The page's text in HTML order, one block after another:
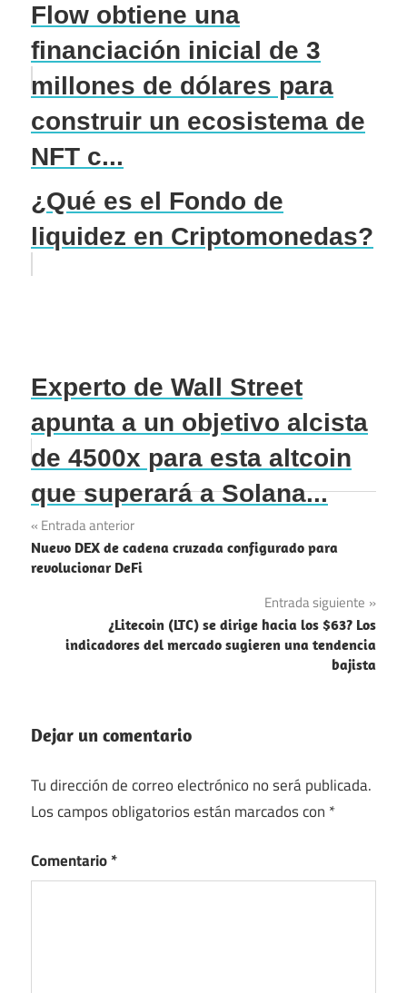
Flow obtiene una
financiación inicial de 3
millones de dólares para
construir un ecosistema de
NFT c...
¿Qué es el Fondo de
liquidez en Criptomonedas?
Experto de Wall Street
apunta a un objetivo alcista
de 4500x para esta altcoin
que superará a Solana...
Navegación
de
Entrada anterior
Nuevo DEX de cadena cruzada configurado para
revolucionar DeFi
Entrada siguiente
¿Litecoin (LTC) se dirige hacia los $63? Los
indicadores del mercado sugieren una tendencia
bajista
Dejar un comentario
Tu dirección de correo electrónico no será publicada.
Los campos obligatorios están marcados con *
Comentario*